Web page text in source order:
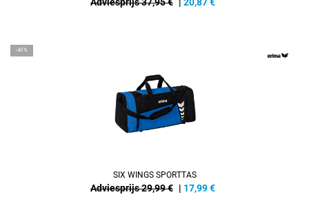
-40%
SIX WINGS SPORTTAS
Adviesprijs 29,99 € | 17,99€